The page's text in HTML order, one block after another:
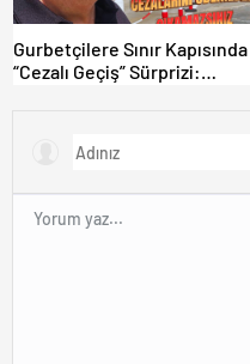
Gurbetçilere Sınır Kapısında
“Cezalı Geçiş” Sürprizi: